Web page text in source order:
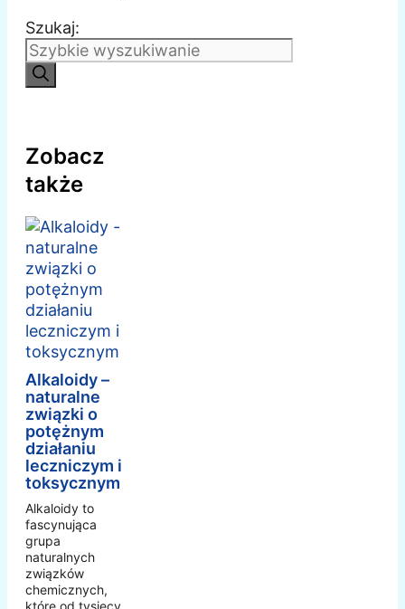
Szukaj:
Zobacz
także
Alkaloidy –
naturalne
związki o
potężnym
działaniu
leczniczym i
toksycznym
Alkaloidy to
fascynująca
grupa
naturalnych
związków
chemicznych,
które od tysięcy